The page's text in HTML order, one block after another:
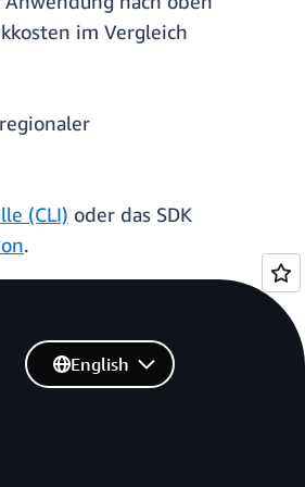
im Vergleich
(CLI) oder das SDK
.
English